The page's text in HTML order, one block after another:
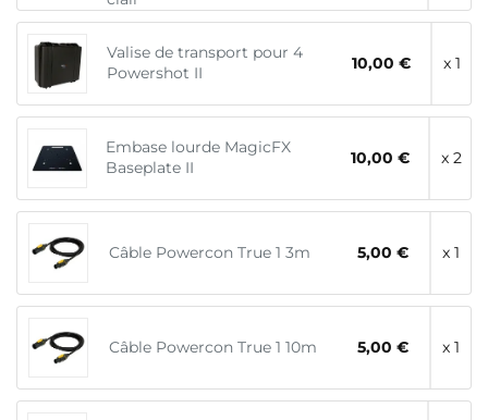
Valise de transport pour 4
Powershot II
10,00 € x 1
Embase lourde MagicFX
Baseplate II
10,00 € x 2
Câble Powercon True 1 3m 5,00 € x 1
Câble Powercon True 1 10m 5,00 € x 1